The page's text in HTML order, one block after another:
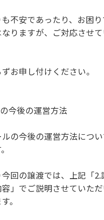
不安であったり、お困
りますが、ご対応させ
お申し付けください。
今後の運営方法
の今後の運営方法につ
回の譲渡では、上記「2.
」でご説明させていた
。